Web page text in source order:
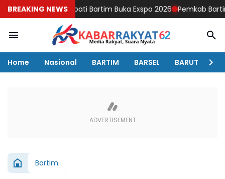
BREAKING NEWS
Wakil Bupati Bartim Buka Exspo 2026 Pemkab Bartim Gelar
Home Nasional BARTIM BARSEL BARUT
Bartim